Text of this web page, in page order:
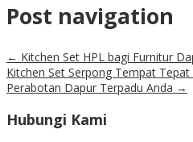
Post navigation
← Kitchen Set HPL bagi Furnitur
Kitchen Set Serpong Tempat Tepat
Perabotan Dapur Terpadu Anda →
Hubungi Kami